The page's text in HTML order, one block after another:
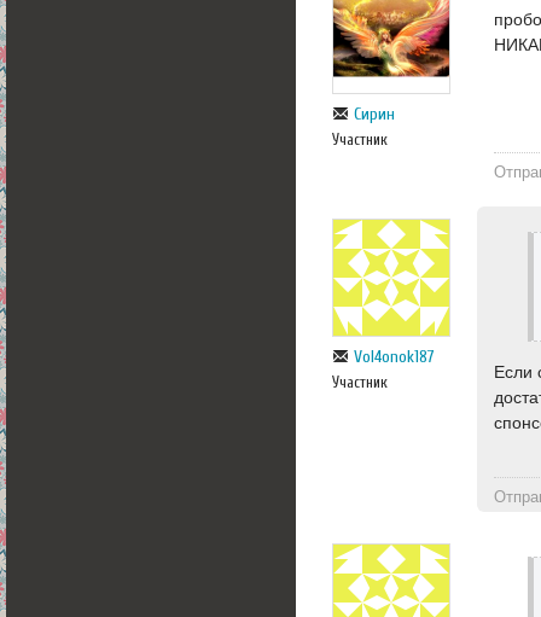
Сирин
Участник
Vol4onok187
Участник
Если